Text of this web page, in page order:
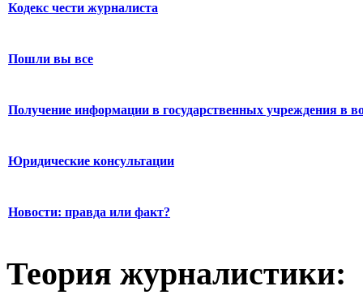
Кодекс чести журналиста
Пошли вы все
Получение информации в государственных учреждения в
Юридические консультации
Новости: правда или факт?
Теория журналистики: